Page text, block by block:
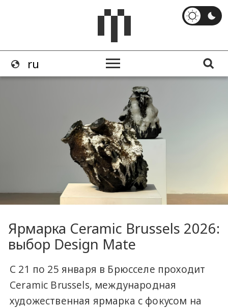
Ярмарка Ceramic Brussels 2026:
выбор Design Mate
С 21 по 25 января в Брюсселе проходит
Ceramic Brussels, международная
художественная ярмарка с фокусом на